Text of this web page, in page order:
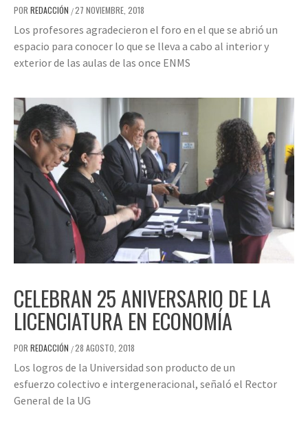
POR REDACCIÓN /27 NOVIEMBRE, 2018
Los profesores agradecieron el foro en el que se abrió un
espacio para conocer lo que se lleva a cabo al interior y
exterior de las aulas de las once ENMS
CELEBRAN 25 ANIVERSARIO DE LA
LICENCIATURA EN ECONOMÍA
POR REDACCIÓN /28 AGOSTO, 2018
Los logros de la Universidad son producto de un
esfuerzo colectivo e intergeneracional, señaló el Rector
General de la UG